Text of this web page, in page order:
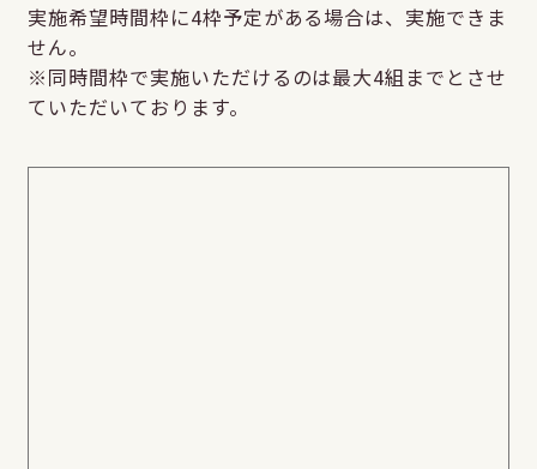
実施希望時間枠に4枠予定がある場合は、実施できま
せん。
※同時間枠で実施いただけるのは最大4組までとさせ
ていただいております。